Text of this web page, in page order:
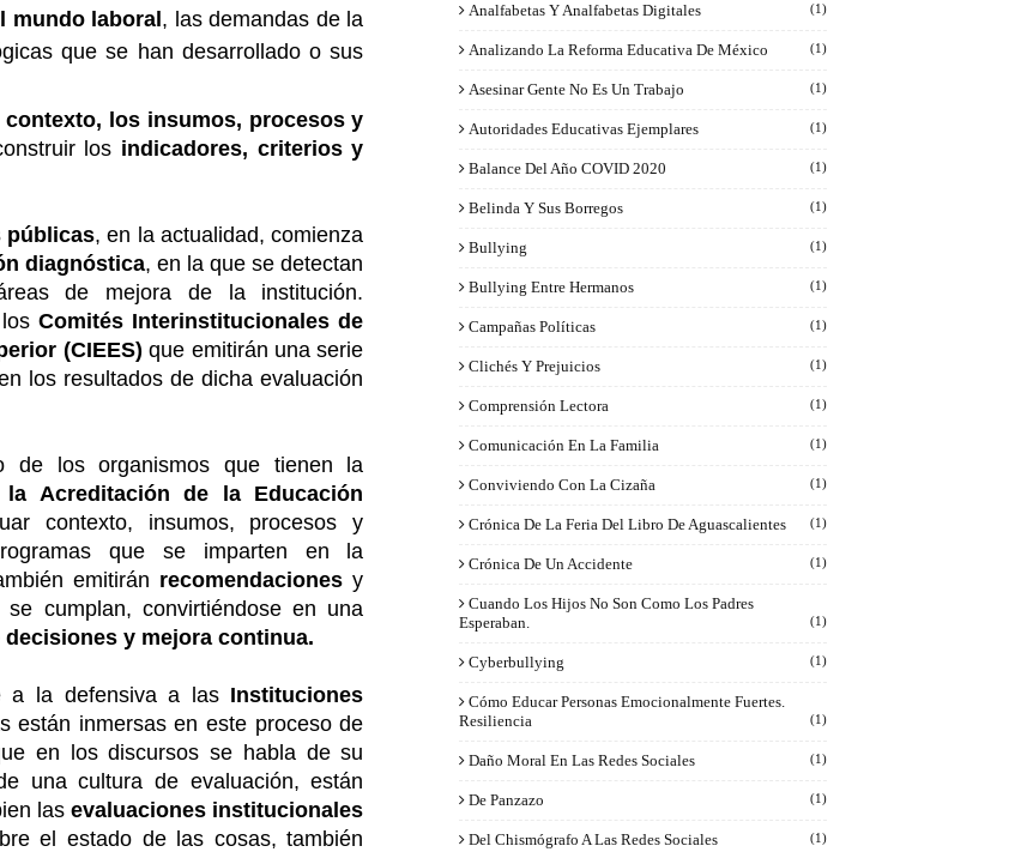
mundo laboral , las demandas de la
que se han desarrollado o sus
contexto, los insumos, procesos y
los indicadores, criterios y
públicas, en la actualidad, comienza
diagnóstica, en la que se detectan
de mejora de la institución.
losComités Interinstitucionales de
(CIEES) que emitirán una serie
los resultados de dicha evaluación
de los organismos que tienen la
la Acreditación de la Educación
contexto, insumos, procesos y
que se imparten en la
emitirán recomendaciones y
se cumplan, convirtiéndose en una
y mejora continua.
a la defensiva a las Instituciones
están inmersas en este proceso de
en los discursos se habla de su
una cultura de evaluación, están
lasevaluaciones institucionales
el estado de las cosas, también
Analfabetas Y Analfabetas Digitales (1)
Analizando La Reforma Educativa De México (1)
Asesinar Gente No Es Un Trabajo (1)
Autoridades Educativas Ejemplares (1)
Balance Del Año COVID 2020 (1)
Belinda Y Sus Borregos (1)
Bullying (1)
Bullying Entre Hermanos (1)
Campañas Políticas (1)
Clichés Y Prejuicios (1)
Comprensión Lectora (1)
Comunicación En La Familia (1)
Conviviendo Con La Cizaña (1)
Crónica De La Feria Del Libro De Aguascalientes (1)
Crónica De Un Accidente (1)
Cuando Los Hijos No Son Como Los Padres
Esperaban.
(1)
Cyberbullying (1)
Cómo Educar Personas Emocionalmente Fuertes.
Resiliencia
(1)
Daño Moral En Las Redes Sociales (1)
De Panzazo (1)
Del Chismógrafo A Las Redes Sociales (1)